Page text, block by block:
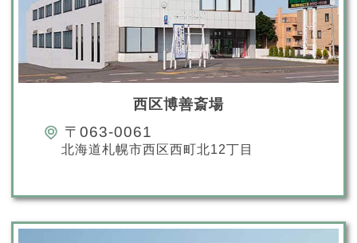
西区博善斎場
〒063-0061
北海道札幌市西区西町北12丁目